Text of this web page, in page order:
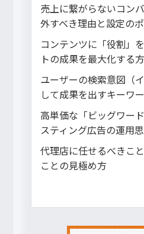
売上に繋がらないコン
外すべき理由と設定の
コンテンツに「役割」
トの成果を最大化する
ユーザーの検索意図（
して成果を出すキーワ
高単価な「ビッグワー
スティング広告の運用
代理店に任せるべきこ
ことの見極め方